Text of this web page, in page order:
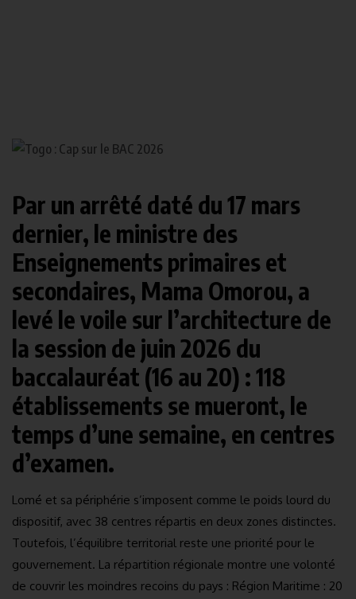
Par un arrêté daté du 17 mars
dernier, le ministre des
Enseignements primaires et
secondaires, Mama Omorou, a
levé le voile sur l’architecture de
la session de juin 2026 du
baccalauréat (16 au 20) : 118
établissements se mueront, le
temps d’une semaine, en centres
d’examen.
Lomé et sa périphérie s’imposent comme le poids lourd du
dispositif, avec 38 centres répartis en deux zones distinctes.
Toutefois, l’équilibre territorial reste une priorité pour le
gouvernement. La répartition régionale montre une volonté
de couvrir les moindres recoins du pays : Région Maritime : 20